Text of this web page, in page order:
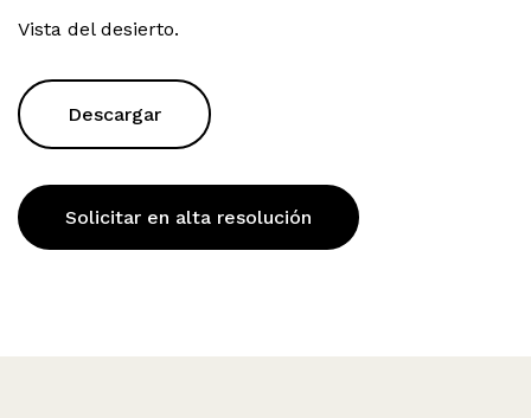
Vista del desierto.
Descargar
Solicitar en alta resolución